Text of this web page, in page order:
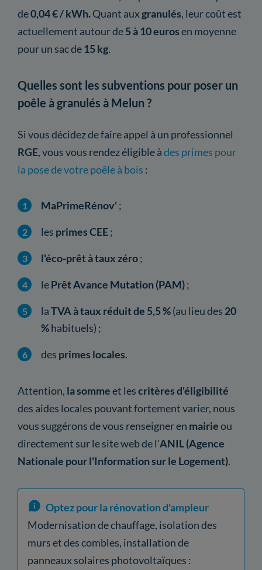
de0,04 € / kWh.Quant auxgranulés, leur coût est
actuellement autour de5 à 10 eurosen moyenne
pour un sac de15 kg.
Quelles sont les subventions pour poser un
poêle à granulés à Melun ?
Si vous décidez de faire appel à un professionnel
RGE, vous vous rendez éligible àdes primes pour
la pose de votre poêle à bois :
MaPrimeRénov' ;
les primes CEE;
l'éco-prêt à taux zéro;
lePrêt Avance Mutation (PAM);
laTVA à taux réduit de 5,5 %(au lieu des 20
%habituels) ;
des primes locales.
Attention, la sommeet lescritères d'éligibilité
des aides locales pouvant fortement varier, nous
vous suggérons de vous renseigner en mairieou
directement sur le site web de l'ANIL (Agence
Nationale pour l'Information sur le Logement).
Optez pour la rénovation d'ampleur
Modernisation de chauffage, isolation des
murs et des combles, installation de
panneaux solaires photovoltaïques :